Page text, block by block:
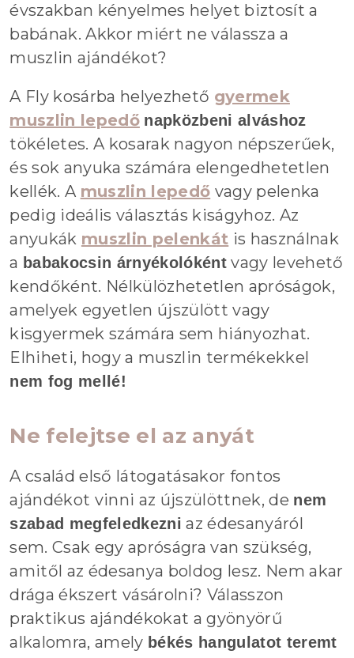
évszakban kényelmes helyet biztosít a
babának. Akkor miért ne válassza a
muszlin ajándékot?
A Fly kosárba helyezhető gyermek
muszlin lepedő napközbeni alváshoz
tökéletes. A kosarak nagyon népszerűek,
és sok anyuka számára elengedhetetlen
kellék. A muszlin lepedő vagy pelenka
pedig ideális választás kiságyhoz. Az
anyukák muszlin pelenkát is használnak
a babakocsin árnyékolókéntvagy levehető
kendőként. Nélkülözhetetlen apróságok,
amelyek egyetlen újszülött vagy
kisgyermek számára sem hiányozhat.
Elhiheti, hogy a muszlin termékekkel
nem fog mellé!
Ne felejtse el az anyát
A család első látogatásakor fontos
ajándékot vinni az újszülöttnek, de nem
szabad megfeledkezni az édesanyáról
sem. Csak egy apróságra van szükség,
amitől az édesanya boldog lesz. Nem akar
drága ékszert vásárolni? Válasszon
praktikus ajándékokat a gyönyörű
alkalomra, amely békés hangulatot teremt